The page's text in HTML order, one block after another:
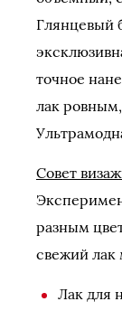
Глянцевый
точное
лак
Совет
разным
свежий лак
Лак для